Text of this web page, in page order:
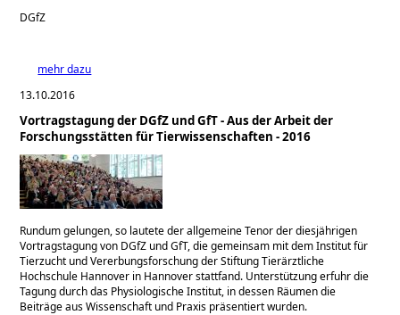
DGfZ
mehr dazu
13.10.2016
Vortragstagung der DGfZ und GfT - Aus der Arbeit der
Forschungsstätten für Tierwissenschaften - 2016
Rundum gelungen, so lautete der allgemeine Tenor der diesjährigen
Vortragstagung von DGfZ und GfT, die gemeinsam mit dem Institut für
Tierzucht und Vererbungsforschung der Stiftung Tierärztliche
Hochschule Hannover in Hannover stattfand. Unterstützung erfuhr die
Tagung durch das Physiologische Institut, in dessen Räumen die
Beiträge aus Wissenschaft und Praxis präsentiert wurden.